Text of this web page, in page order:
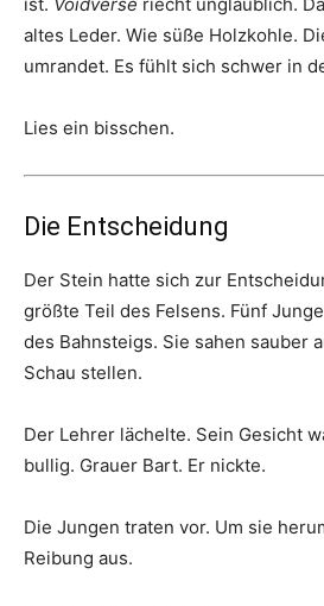
altes Leder. Wie süße Holzkohle.
umrandet. Es fühlt sich schwer in
Lies ein bisschen.
Die Entscheidung
Der Stein hatte sich zur
größte Teil des Felsens. Fünf
des Bahnsteigs. Sie sahen sauber
Schau stellen.
Der Lehrer lächelte. Sein Gesicht
bullig. Grauer Bart. Er nickte.
Die Jungen traten vor. Um sie
Reibung aus.